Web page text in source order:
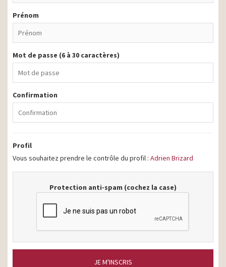
Prénom
Mot de passe (6 à 30 caractères)
Confirmation
Profil
Vous souhaitez prendre le contrôle du profil : Adrien Brizard
Protection anti-spam (cochez la case)
JE M'INSCRIS